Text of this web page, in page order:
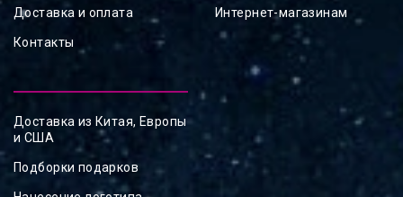
Доставка и оплата
Контакты
Интернет-магазинам
Доставка из Китая, Европы
и США
Подборки подарков